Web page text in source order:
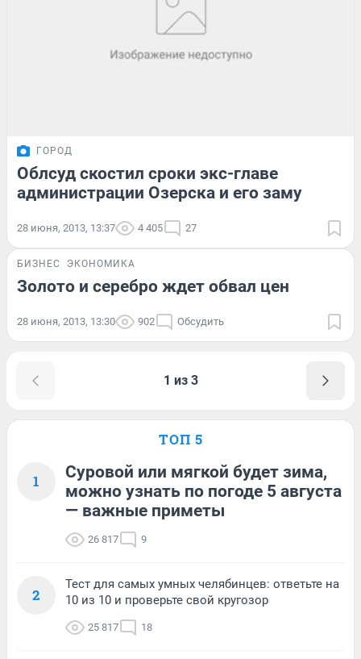
ГОРОД
Облсуд скостил сроки экс-главе
администрации Озерска и его заму
28 июня, 2013, 13:37 4 405 27
БИЗНЕС ЭКОНОМИКА
Золото и серебро ждет обвал цен
28 июня, 2013, 13:30 902 Обсудить
1 из 3
ТОП 5
1
Суровой или мягкой будет зима,
можно узнать по погоде 5 августа
— важные приметы
26 817 9
2
Тест для самых умных челябинцев: ответьте на
10 из 10 и проверьте свой кругозор
25 817 18